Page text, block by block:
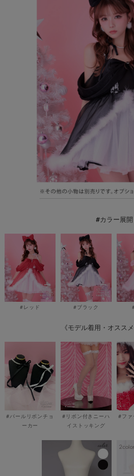
#カラー展開
#レッド #ブラック
《モデル着用・オスス
#パールリボンチョ
ーカー
#リボン付きニーハ
イストッキング
#ファ